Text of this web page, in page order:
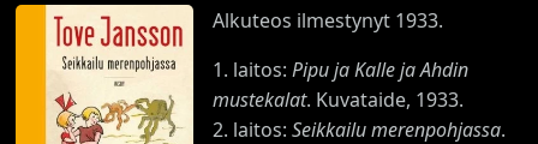
Alkuteos ilmestynyt 1933.
1. laitos: Pipu ja Kalle ja Ahdin
mustekalat. Kuvataide, 1933.
2. laitos: Seikkailu merenpohjassa.